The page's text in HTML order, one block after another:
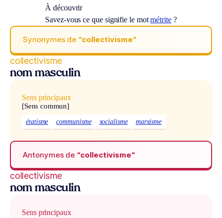
À découvrir
Savez-vous ce que signifie le motmétrite?
Synonymes de “collectivisme“
collectivisme
nom masculin
Sens principaux
[Sens commun]
étatisme communisme socialisme marxisme
Antonymes de “collectivisme“
collectivisme
nom masculin
Sens principaux